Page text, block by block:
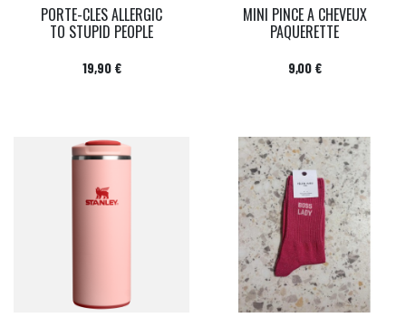
PORTE-CLES ALLERGIC
TO STUPID PEOPLE
Prix
19,90 €
MINI PINCE A CHEVEUX
PAQUERETTE
Prix
9,00 €